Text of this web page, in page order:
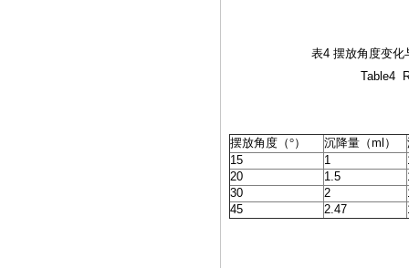
表4 摆放角度变化
Table4 Relationship of
摆放角度（°） 沉降量（ml ）
15
1
20
1.5
30
2
45
2.47